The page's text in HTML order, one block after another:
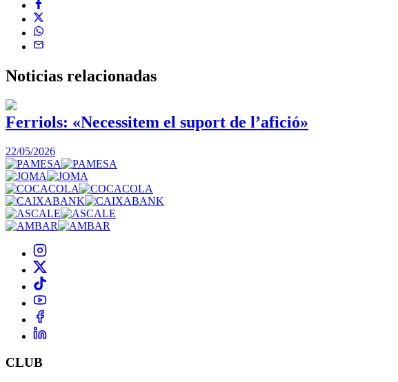
Noticias relacionadas
Ferriols: «Necessitem el suport de l’afició»
22/05/2026
CLUB